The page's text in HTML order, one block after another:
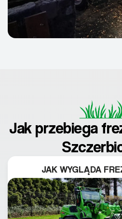
Jak przebiega
JAK WYGLĄDA